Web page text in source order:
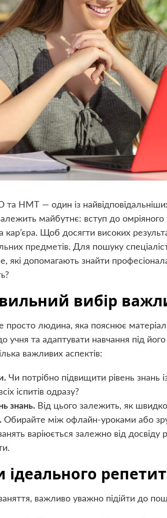
та НМТ — один із
майбутнє: вступ до омріяного
Щоб досягти високих
предметів. Для пошуку
які допомагають знайти
вибір
просто людина, яка пояснює
учня та адаптувати навчання під
важливих аспектів:
Чи потрібно підвищити рівень знань
іспитів одразу?
знань. Від цього залежить, як
Обирайте між офлайн-уроками або
варіюється залежно від
ідеального
важливо уважно підійти до